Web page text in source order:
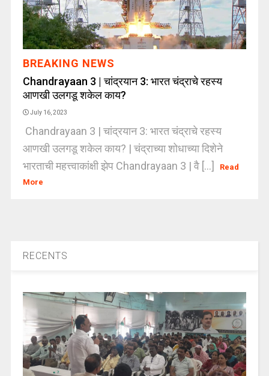
BREAKING NEWS
Chandrayaan 3 | चांद्रयान 3: भारत चंद्राचे रहस्य
आणखी उलगडू शकेल काय?
July 16, 2023
Chandrayaan 3 | चांद्रयान 3: भारत चंद्राचे रहस्य
आणखी उलगडू शकेल काय? | चंद्राच्या शोधाच्या दिशेने
भारताची महत्त्वाकांक्षी झेप Chandrayaan 3 | वै [...]
Read
More
RECENTS